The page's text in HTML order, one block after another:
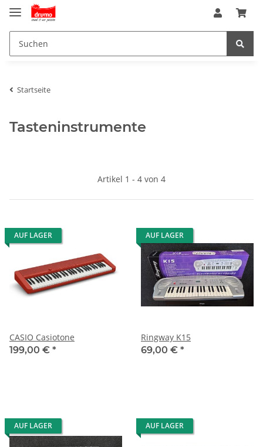
Startseite
Tasteninstrumente
Artikel 1 - 4 von 4
AUF LAGER
CASIO Casiotone
199,00 € *
AUF LAGER
Ringway K15
69,00 € *
AUF LAGER AUF LAGER